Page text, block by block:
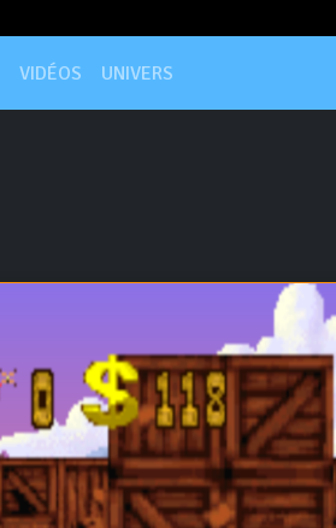
VIDÉOS UNIVERS